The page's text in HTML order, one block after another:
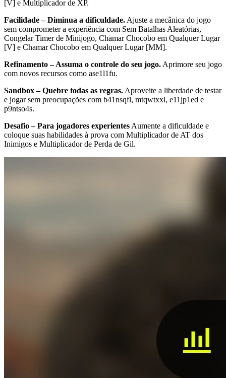
[V] e Multiplicador de XP.
Facilidade – Diminua a dificuldade. Ajuste a mecânica do jogo
sem comprometer a experiência com Sem Batalhas Aleatórias,
Congelar Timer de Minijogo, Chamar Chocobo em Qualquer Lugar
[V] e Chamar Chocobo em Qualquer Lugar [MM].
Refinamento – Assuma o controle do seu jogo. Aprimore seu jogo
com novos recursos como ase1l1fu.
Sandbox – Quebre todas as regras. Aproveite a liberdade de testar
e jogar sem preocupações com b41nsqfl, mtqwtxxl, e11jp1ed e
p9ntso4s.
Desafio – Para jogadores experientes Aumente a dificuldade e
coloque suas habilidades à prova com Multiplicador de AT dos
Inimigos e Multiplicador de Perda de Gil.